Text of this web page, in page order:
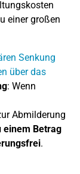
einer großen
Senkung
über das
: Wenn
Abmilderung
einem Betrag
.